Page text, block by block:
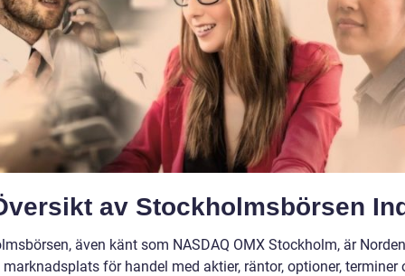
av Stockholmsbörsen
även känt som NASDAQ OMX Stockholm, är
för handel med aktier, räntor, optioner, terminer